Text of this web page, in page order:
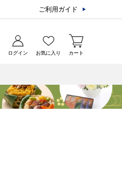
ご利用ガイド
ログイン お気に入り カート